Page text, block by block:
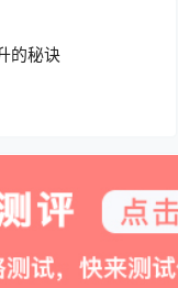
的秘诀